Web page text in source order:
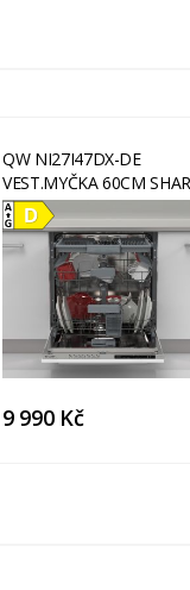
QW NI27I47DX-DE
VEST.MYČKA 60CM
9 990 Kč